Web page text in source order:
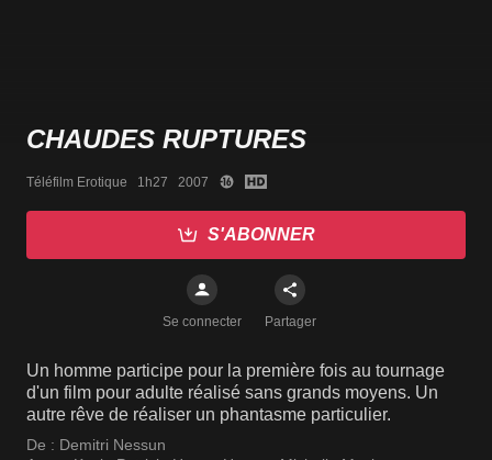
CHAUDES RUPTURES
Téléfilm Erotique   1h27   2007
S'ABONNER
Se connecter Partager
Un homme participe pour la première fois au tournage
d'un film pour adulte réalisé sans grands moyens. Un
autre rêve de réaliser un phantasme particulier.
De : Demitri Nessun